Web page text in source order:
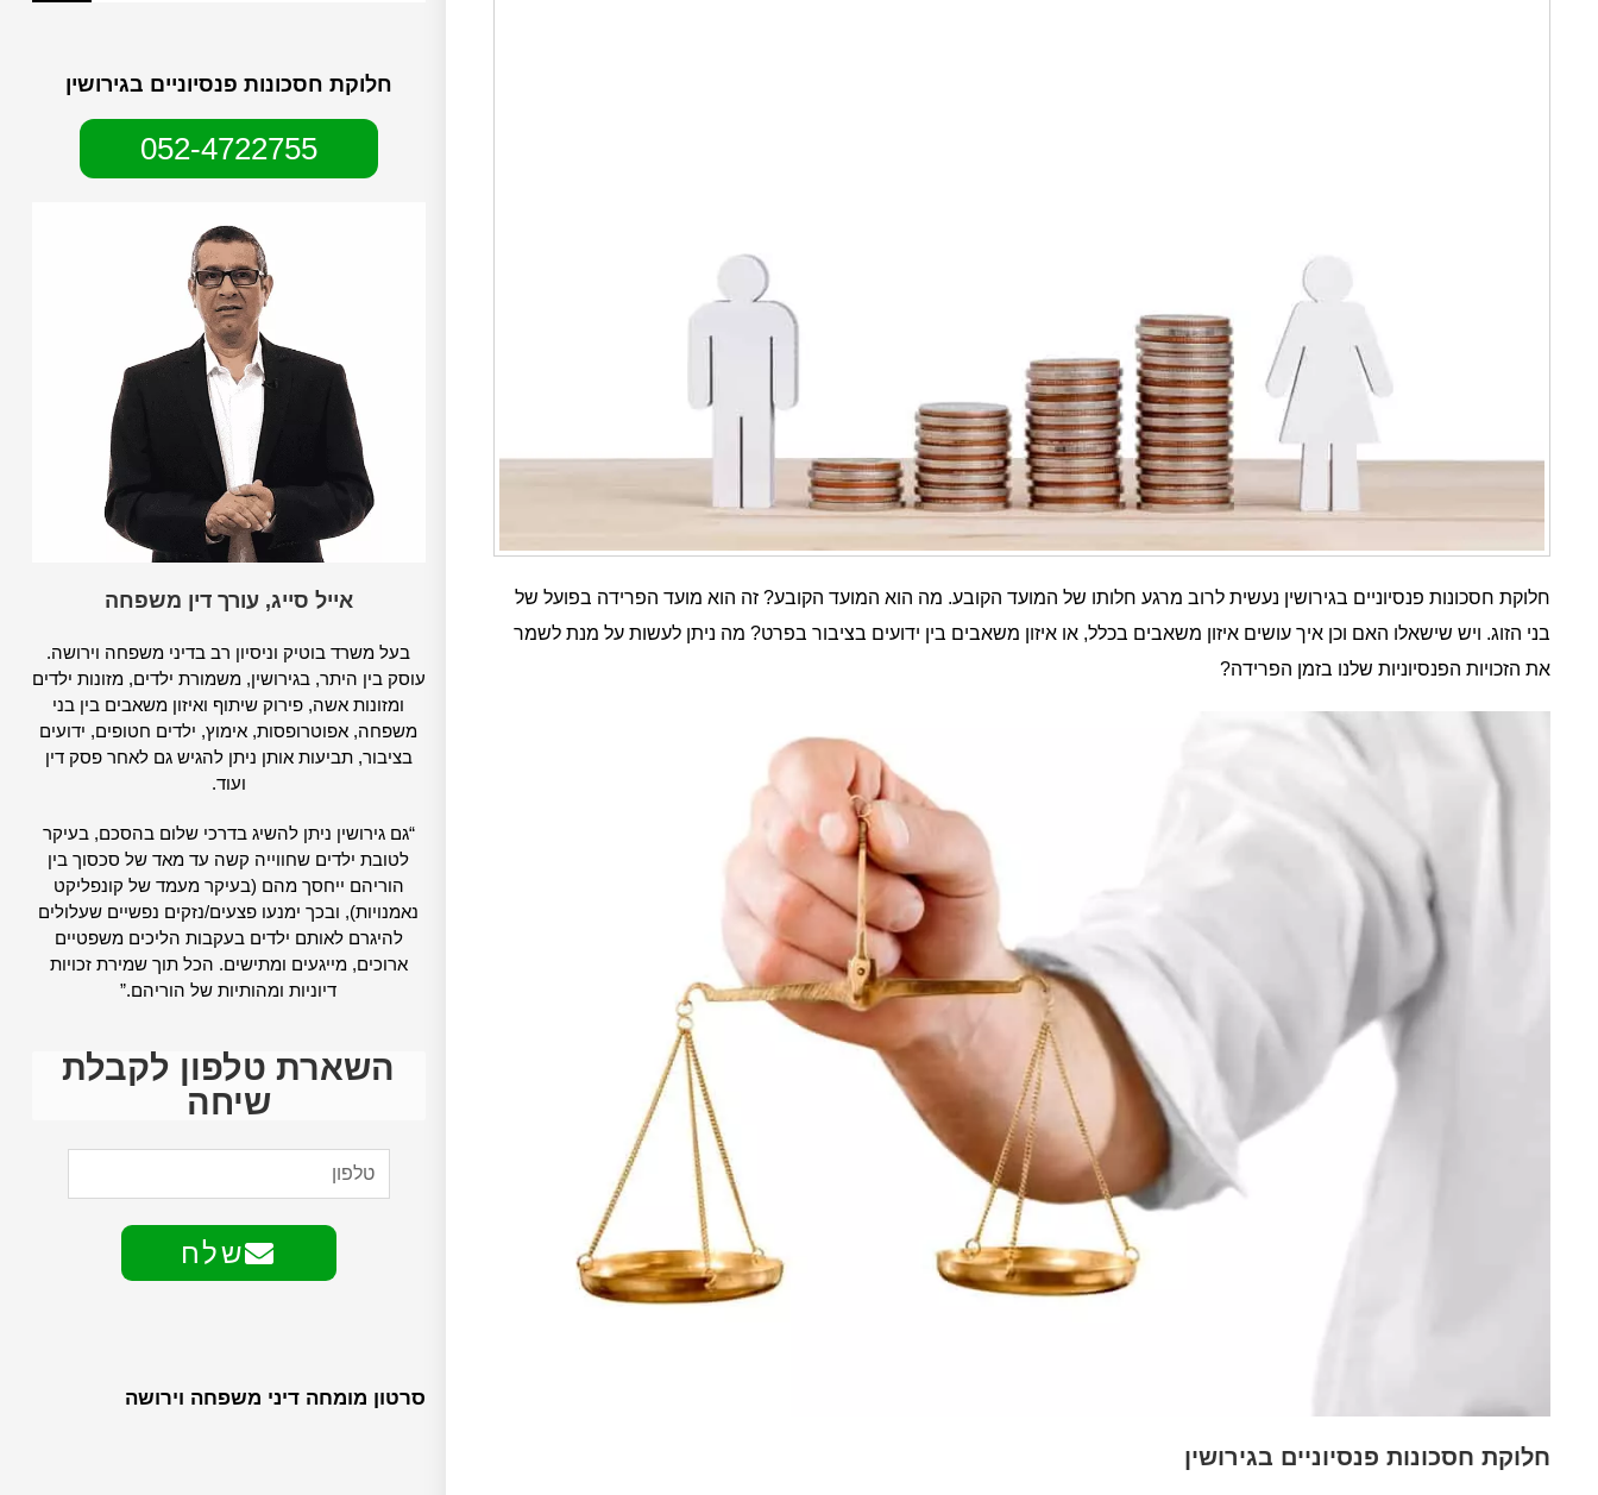
חלוקת חסכונות פנסיוניים בגירושין נעשית לרוב מרגע חלותו של המועד הקובע. מה הוא המועד הקובע? זה הוא מועד הפרידה בפועל של
בני הזוג. ויש שישאלו האם וכן איך עושים איזון משאבים בכלל, או איזון משאבים בין ידועים בציבור בפרט? מה ניתן לעשות על מנת לשמר
את הזכויות הפנסיוניות שלנו בזמן הפרידה?
חלוקת חסכונות פנסיוניים בגירושין
חלוקת חסכונות פנסיוניים בגירושין
052-4722755
אייל סייג, עורך דין משפחה
בעל משרד בוטיק וניסיון רב בדיני משפחה וירושה.
עוסק בין היתר, בגירושין, משמורת ילדים, מזונות ילדים
ומזונות אשה, פירוק שיתוף ואיזון משאבים בין בני
משפחה, אפוטרופסות, אימוץ, ילדים חטופים, ידועים
בציבור, תביעות אותן ניתן להגיש גם לאחר פסק דין
ועוד.
“גם גירושין ניתן להשיג בדרכי שלום בהסכם, בעיקר
לטובת ילדים שחווייה קשה עד מאד של סכסוך בין
הוריהם ייחסך מהם (בעיקר מעמד של קונפליקט
נאמנויות), ובכך ימנעו פצעים/נזקים נפשיים שעלולים
להיגרם לאותם ילדים בעקבות הליכים משפטיים
ארוכים, מייגעים ומתישים. הכל תוך שמירת זכויות
דיוניות ומהותיות של הוריהם.”
השארת טלפון לקבלת
שיחה
שלח
סרטון מומחה דיני משפחה וירושה